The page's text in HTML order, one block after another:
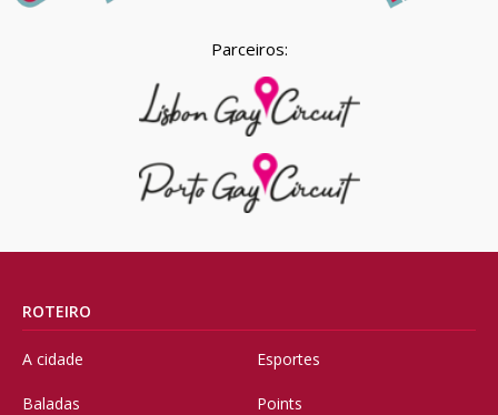
Parceiros:
ROTEIRO
A cidade
Baladas
Esportes
Points